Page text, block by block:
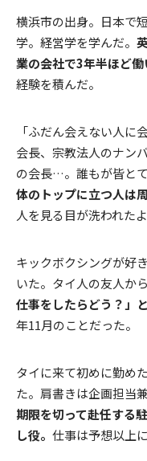
横浜市の出身。日本で
学。経営学を学んだ。
業の会社で3年半ほど働
経験を積んだ。
「ふだん会えない人に
会長、宗教法人のナン
の会長…。誰もが皆と
体のトップに立つ人は
人を見る目が洗われた
キックボクシングが好
いた。タイ人の友人から
仕事をしたらどう？」
年11月のことだった。
タイに来て初めに勤め
た。肩書きは企画担当
期限を切って赴任する
し役。 仕事は予想以上